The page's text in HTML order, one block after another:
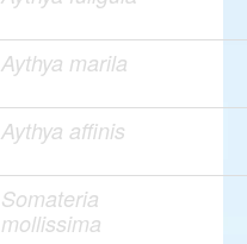
Aythya marila
Aythya affinis
Somateria
mollissima